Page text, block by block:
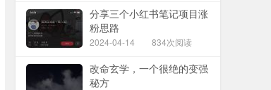
分享三个小红书笔记项目涨
粉思路
2024-04-14 834次阅读
改命玄学，一个很绝的变强
秘方